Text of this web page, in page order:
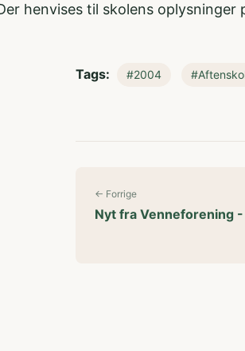
henvises til skolens oplysninger
Tags: #2004
← Forrige
Nyt fra Venneforening